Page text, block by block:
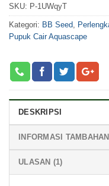
SKU: P-1UWqyT
Kategori: BB Seed
Pupuk Cair Aquascape
DESKRIPSI
INFORMASI TAMBAHAN
ULASAN (1)